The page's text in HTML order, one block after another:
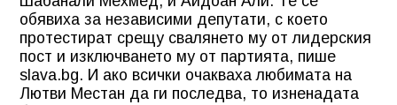
обявиха за независими депутати, с което
протестират срещу свалянето му от лидерския
пост и изключването му от партията, пише
slava.bg. И ако всички очакваха любимата на
Лютви Местан да ги последва, то изненадата